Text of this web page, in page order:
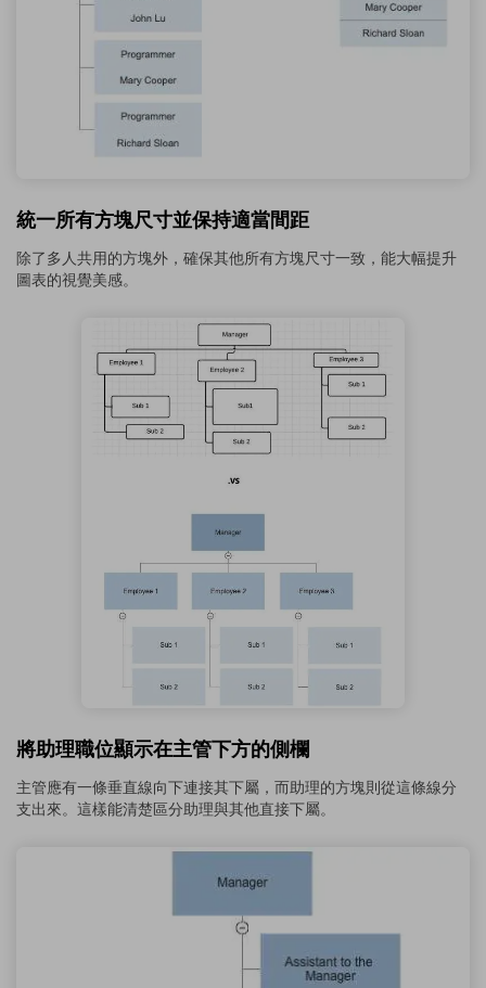
統一所有方塊尺寸並保持適當間距
除了多人共用的方塊外，確保其他所有方塊尺寸一致，能大幅提升
圖表的視覺美感。
將助理職位顯示在主管下方的側欄
主管應有一條垂直線向下連接其下屬，而助理的方塊則從這條線分
支出來。這樣能清楚區分助理與其他直接下屬。